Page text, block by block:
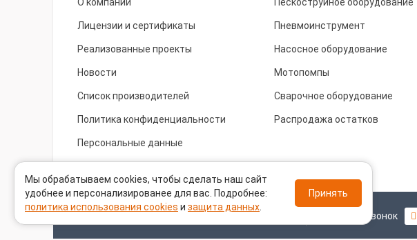
Лицензии и сертификаты
Реализованные проекты
Новости
Список производителей
Политика конфиденциальности
Персональные данные
Пневмоинструмент
Насосное оборудование
Мотопомпы
Сварочное оборудование
Распродажа остатков
Заказать звонок
Мы обрабатываем cookies, чтобы сделать наш сайт
удобнее и персонализированее для вас. Подробнее:
политика использования cookies и защита данных
Принять